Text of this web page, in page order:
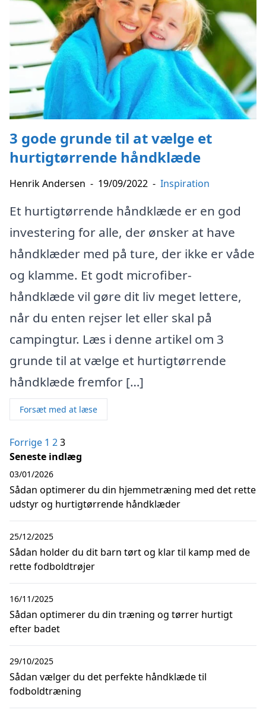
3 gode grunde til at vælge et
hurtigtørrende håndklæde
Henrik Andersen - 19/09/2022 - Inspiration
Et hurtigtørrende håndklæde er en god
investering for alle, der ønsker at have
håndklæder med på ture, der ikke er våde
og klamme. Et godt microfiber-
håndklæde vil gøre dit liv meget lettere,
når du enten rejser let eller skal på
campingtur. Læs i denne artikel om 3
grunde til at vælge et hurtigtørrende
håndklæde fremfor […]
Forsæt med at læse
Indlægsinddeling
Forrige 1 23
Seneste indlæg
Sådan optimerer du din hjemmetræning med det rette
udstyr og hurtigtørrende håndklæder
03/01/2026
Sådan holder du dit barn tørt og klar til kamp med de
rette fodboldtrøjer
25/12/2025
Sådan optimerer du din træning og tørrer hurtigt
efter badet
16/11/2025
Sådan vælger du det perfekte håndklæde til
fodboldtræning
29/10/2025